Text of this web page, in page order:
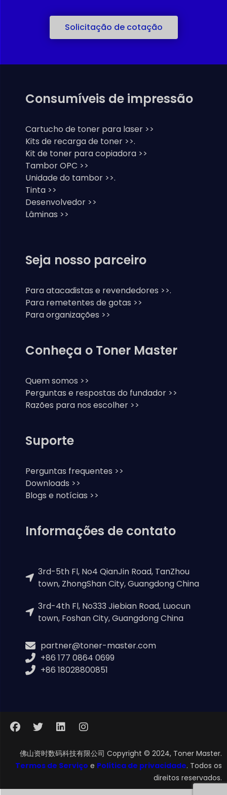
Solicitação de cotação
Consumíveis de impressão
Cartucho de toner para laser >>
Kits de recarga de toner >>.
Kit de toner para copiadora >>
Tambor OPC >>
Unidade do tambor >>.
Tinta >>
Desenvolvedor >>
Lâminas >>
Seja nosso parceiro
Para atacadistas e revendedores >>.
Para remetentes de gotas >>
Para organizações >>
Conheça o Toner Master
Quem somos >>
Perguntas e respostas do fundador >>
Razões para nos escolher >>
Suporte
Perguntas frequentes >>
Downloads >>
Blogs e notícias >>
Informações de contato
3rd-5th Fl, No4 QianJin Road, TanZhou
town, ZhongShan City, Guangdong China
3rd-4th Fl, No333 Jiebian Road, Luocun
town, Foshan City, Guangdong China
partner@toner-master.com
+86 177 0864 0699
+86 18028800851
佛山资时数码科技有限公司 Copyright © 2024, Toner Master.
Termos de Serviço e Política de privacidade. Todos os
direitos reservados.